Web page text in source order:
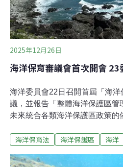
2025年12月26日
海洋保育審議會首次開會 23
海洋委員會22日召開首屆「海
議，並報告「整體海洋保護區管
未來統合各類海洋保護區政策
時，會辦理公開展覽和公聽會，
洋生物保育相關之禁限制事項。
海洋保育法 海洋保護區 海洋